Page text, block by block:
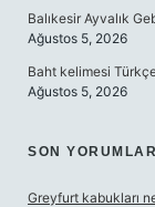
Balıkesir Ayvalık
Ağustos 5, 2026
Baht kelimesi
Ağustos 5, 2026
SON YORUMLAR
Greyfurt kabukları